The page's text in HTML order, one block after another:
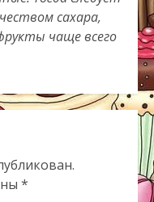
сахара,
чаще всего
*